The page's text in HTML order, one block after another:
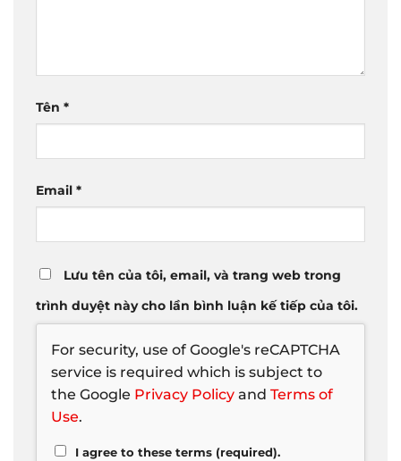
Tên *
Email *
Lưu tên của tôi, email, và trang web trong
trình duyệt này cho lần bình luận kế tiếp của tôi.
For security, use of Google's reCAPTCHA
service is required which is subject to
the Google Privacy Policy and Terms of
Use.
I agree to these terms (required).